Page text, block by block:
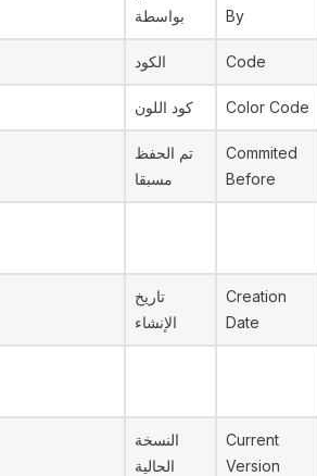
بواسطة
By
الكود Code
كود اللون Color Code
تم الحفظ
مسبقا
Commited
Before
تاريخ
الإنشاء
Creation
Date
النسخة
الحالية
Current
Version